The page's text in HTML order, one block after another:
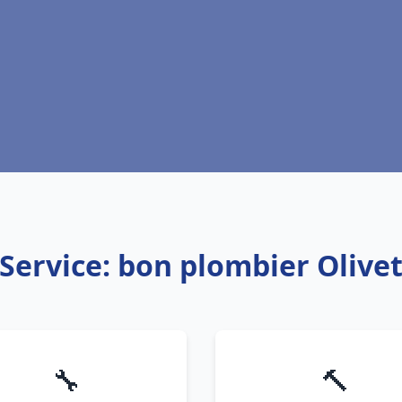
Service: bon plombier Olivet
🔧 🔨